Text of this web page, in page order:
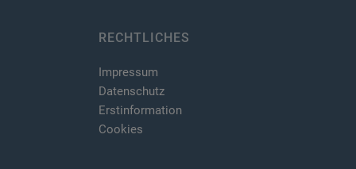
RECHTLICHES
Impressum
Datenschutz
Erstinformation
Cookies